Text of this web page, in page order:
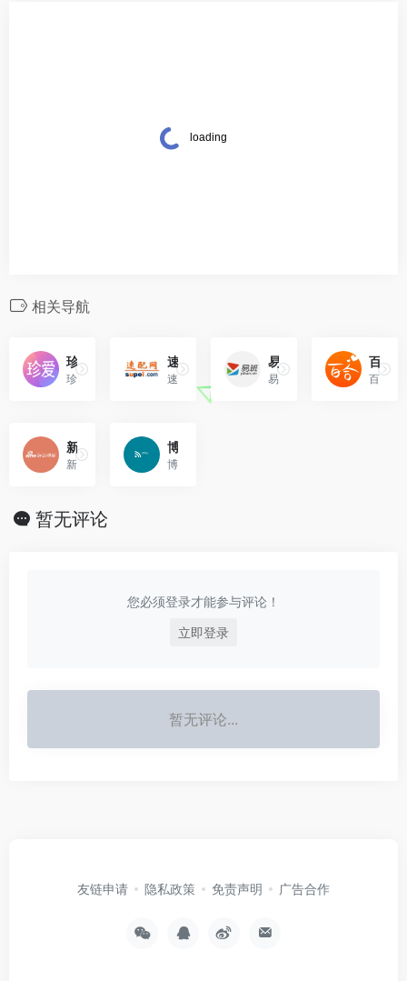
相关导航
珍爱网
珍爱网创始于2005年，现拥有海量单身男女征婚交友相亲信息。
速配网
速配网由北京雷雨天地信息技术有限公司创办，始创于2005年，总部位于北京。
易班网
易班网是高校教育教学,生活服务,文化娱乐的综合性互动社区。
百合网
百合网--实名婚恋。免费通信，谈情说爱不再为钱所困。
新浪网博客
新浪网博客频道是全中国最主流，最具人气的博客频道。拥有最耀眼的娱乐明星博客、最知性的名人博客、最动人的情感博客，最自我的草根博客!
暂无评论
您必须登录才能参与评论！
立即登录
暂无评论...
友链申请 隐私政策 免责声明 广告合作